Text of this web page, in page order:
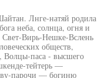
Лнге-натяй родила
неба, солнца, огня и
Свет-Вирь-Нешке-Вслень
обществ,
паса - высшего
тейтерь —
парочи — богиню